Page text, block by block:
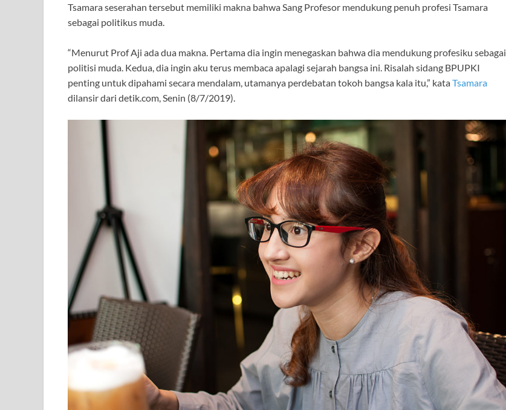
Tsamara seserahan tersebut memiliki makna bahwa Sang Profesor mendukung penuh profesi Tsamara
sebagai politikus muda.
“Menurut Prof Aji ada dua makna. Pertama dia ingin menegaskan bahwa dia mendukung profesiku sebagai
politisi muda. Kedua, dia ingin aku terus membaca apalagi sejarah bangsa ini. Risalah sidang BPUPKI
penting untuk dipahami secara mendalam, utamanya perdebatan tokoh bangsa kala itu,” kataTsamara
dilansir dari detik.com, Senin (8/7/2019).